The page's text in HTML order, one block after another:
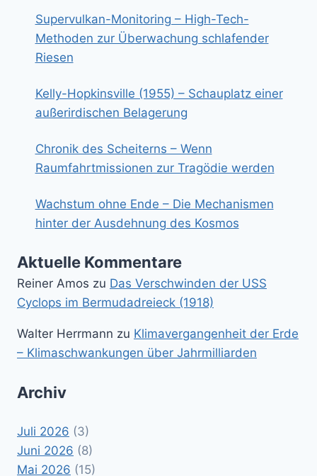
Supervulkan-Monitoring – High-Tech-
Methoden zur Überwachung schlafender
Riesen
Kelly-Hopkinsville (1955) – Schauplatz einer
außerirdischen Belagerung
Chronik des Scheiterns – Wenn
Raumfahrtmissionen zur Tragödie werden
Wachstum ohne Ende – Die Mechanismen
hinter der Ausdehnung des Kosmos
Aktuelle Kommentare
Reiner Amos zu Das Verschwinden der USS
Cyclops im Bermudadreieck (1918)
Walter Herrmann zu Klimavergangenheit der Erde
– Klimaschwankungen über Jahrmilliarden
Archiv
Juli 2026 (3)
Juni 2026 (8)
Mai 2026 (15)